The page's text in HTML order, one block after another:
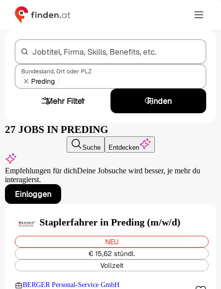
Jobtitel, Firma, Skills, Benefits, etc.
Bundesland, Ort oder PLZ
Preding
Mehr Filter
1 Finden
27 JOBS IN PREDING
Suche Entdecken
Empfehlungen für dichDeine Jobsuche wird besser, je mehr du
interagierst.
Einloggen
Staplerfahrer in Preding (m/w/d)
NEU
€ 15,62 stündl.
Vollzeit
BERGER Personal-Service GmbH